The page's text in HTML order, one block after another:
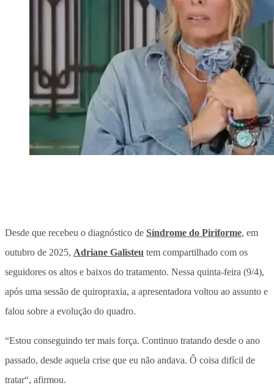
Desde que recebeu o diagnóstico de Síndrome do Piriforme, em
outubro de 2025, Adriane Galisteu tem compartilhado com os
seguidores os altos e baixos do tratamento. Nessa quinta-feira (9/4),
após uma sessão de quiropraxia, a apresentadora voltou ao assunto e
falou sobre a evolução do quadro.
“Estou conseguindo ter mais força. Continuo tratando desde o ano
passado, desde aquela crise que eu não andava. Ô coisa difícil de
tratar“, afirmou.